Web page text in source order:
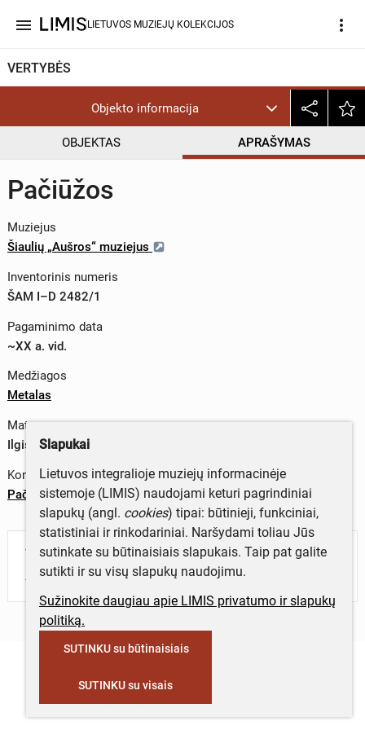
menu LIETUVOS MUZIEJŲ KOLEKCIJOS more_vert
VERTYBĖS
Objekto informacija
OBJEKTAS APRAŠYMAS
Pačiūžos
Muziejus
Šiaulių „Aušros“ muziejus
Inventorinis numeris
ŠAM I–D 2482/1
Pagaminimo data
~XX a. vid.
Medžiagos
Metalas
Matmenys
Ilgis – 32 cm
Komplektas
Pačiūžos
Turite daugiau informacijos apie objektą?
Parašykite mums!
Slapukai
Lietuvos integralioje muziejų informacinėje
sistemoje (LIMIS) naudojami keturi pagrindiniai
slapukų (angl. cookies) tipai: būtinieji, funkciniai,
statistiniai ir rinkodariniai. Naršydami toliau Jūs
sutinkate su būtinaisiais slapukais. Taip pat galite
sutikti ir su visų slapukų naudojimu.
Sužinokite daugiau apie LIMIS privatumo ir slapukų
politiką.
SUTINKU su būtinaisiais
SUTINKU su visais